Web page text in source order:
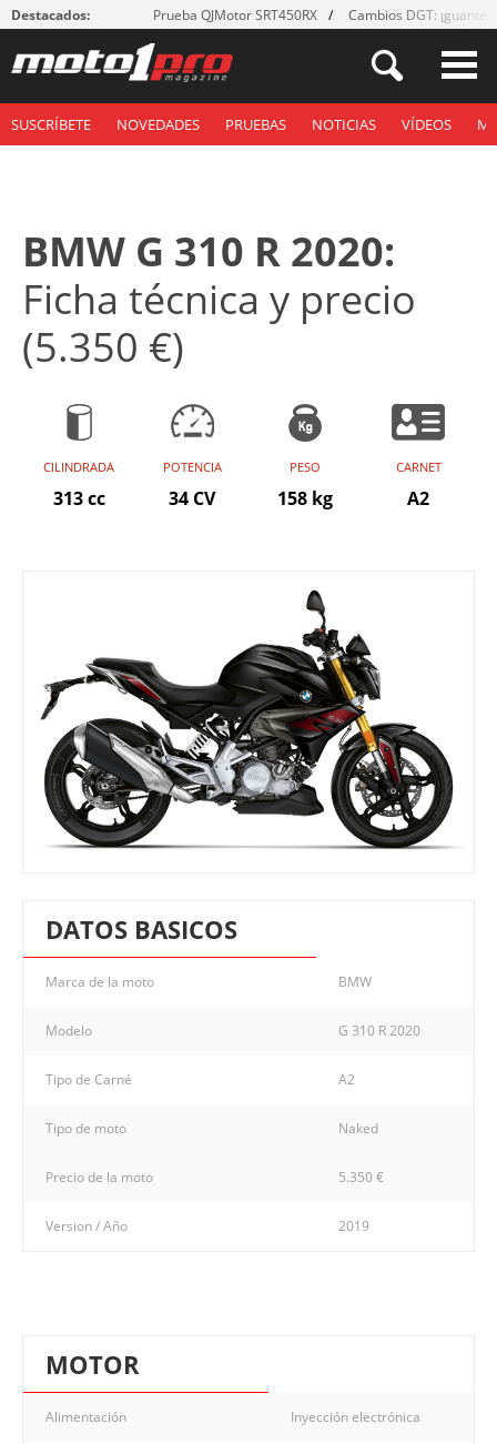
Destacados: Prueba QJMotor SRT450RX Cambios DGT: ¡guantes!
SUSCRÍBETE NOVEDADES PRUEBAS NOTICIAS VÍDEOS
BMW G 310 R 2020:
Ficha técnica y precio
(5.350 €)
CILINDRADA
313 cc
POTENCIA
34 CV
PESO
158 kg
CARNET
A2
DATOS BASICOS
Marca de la moto BMW
Modelo G 310 R 2020
Tipo de Carné A2
Tipo de moto Naked
Precio de la moto 5.350 €
Version / Año 2019
MOTOR
Alimentación Inyección electrónica